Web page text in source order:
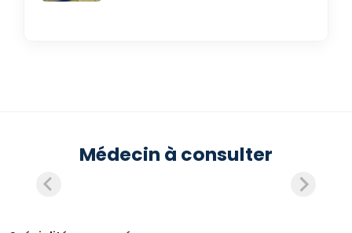
Médecin à consulter